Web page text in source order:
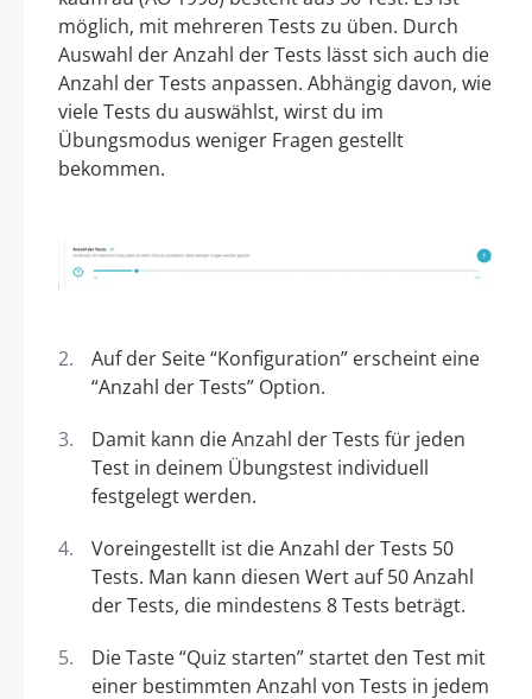
möglich, mit mehreren Tests zu üben. Durch
Auswahl der Anzahl der Tests lässt sich auch die
Anzahl der Tests anpassen. Abhängig davon, wie
viele Tests du auswählst, wirst du im
Übungsmodus weniger Fragen gestellt
bekommen.
Auf der Seite “Konfiguration” erscheint eine
“Anzahl der Tests” Option.
Damit kann die Anzahl der Tests für jeden
Test in deinem Übungstest individuell
festgelegt werden.
Voreingestellt ist die Anzahl der Tests 50
Tests. Man kann diesen Wert auf 50 Anzahl
der Tests, die mindestens 8 Tests beträgt.
Die Taste “Quiz starten” startet den Test mit
einer bestimmten Anzahl von Tests in jedem